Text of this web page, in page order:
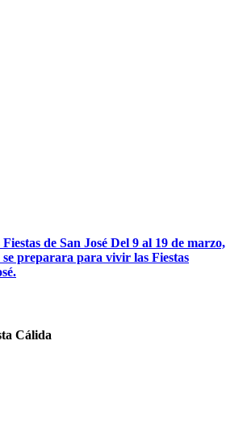
de San José Del 9 al 19 de marzo,
preparara para vivir las Fiestas
Cálida